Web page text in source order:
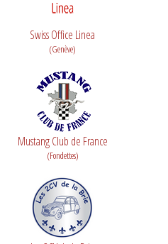
Swiss Office Linea
(Genève)
Mustang Club de France
(Fondettes)